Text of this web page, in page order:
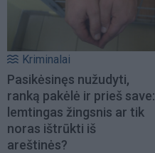
Kriminalai
Pasikėsinęs nužudyti,
ranką pakėlė ir prieš save:
lemtingas žingsnis ar tik
noras ištrūkti iš
areštinės?